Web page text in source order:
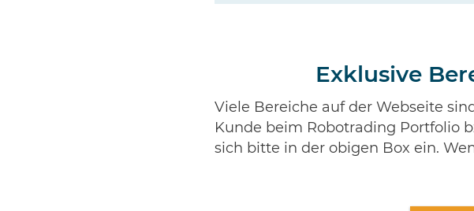
Exklusive
Viele Bereiche auf der Webseite
Kunde beim Robotrading Portfolio
sich bitte in der obigen Box ein.